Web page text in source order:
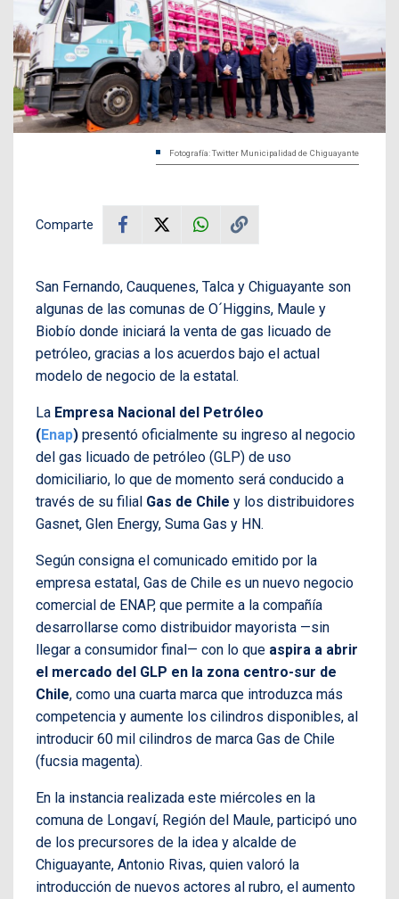
Fotografía: Twitter Municipalidad de Chiguayante
Comparte
San Fernando, Cauquenes, Talca y Chiguayante son
algunas de las comunas de O´Higgins, Maule y
Biobío donde iniciará la venta de gas licuado de
petróleo, gracias a los acuerdos bajo el actual
modelo de negocio de la estatal.
La Empresa Nacional del Petróleo
(Enap) presentó oficialmente su ingreso al negocio
del gas licuado de petróleo (GLP) de uso
domiciliario, lo que de momento será conducido a
través de su filial Gas de Chile y los distribuidores
Gasnet, Glen Energy, Suma Gas y HN.
Según consigna el comunicado emitido por la
empresa estatal, Gas de Chile es un nuevo negocio
comercial de ENAP, que permite a la compañía
desarrollarse como distribuidor mayorista —sin
llegar a consumidor final— con lo que aspira a abrir
el mercado del GLP en la zona centro-sur de
Chile, como una cuarta marca que introduzca más
competencia y aumente los cilindros disponibles, al
introducir 60 mil cilindros de marca Gas de Chile
(fucsia magenta).
En la instancia realizada este miércoles en la
comuna de Longaví, Región del Maule, participó uno
de los precursores de la idea y alcalde de
Chiguayante, Antonio Rivas, quien valoró la
introducción de nuevos actores al rubro, el aumento